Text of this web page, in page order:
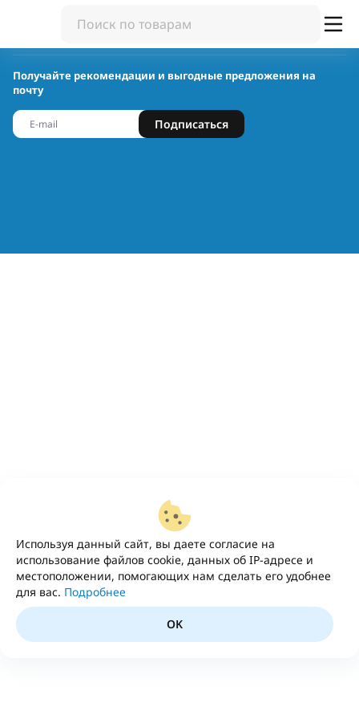
Используя данный сайт, вы даете согласие на
использование файлов cookie, данных об IP-адресе и
местоположении, помогающих нам сделать его удобнее
для вас. Подробнее
OK
Получайте рекомендации и выгодные предложения на
почту
Подписаться